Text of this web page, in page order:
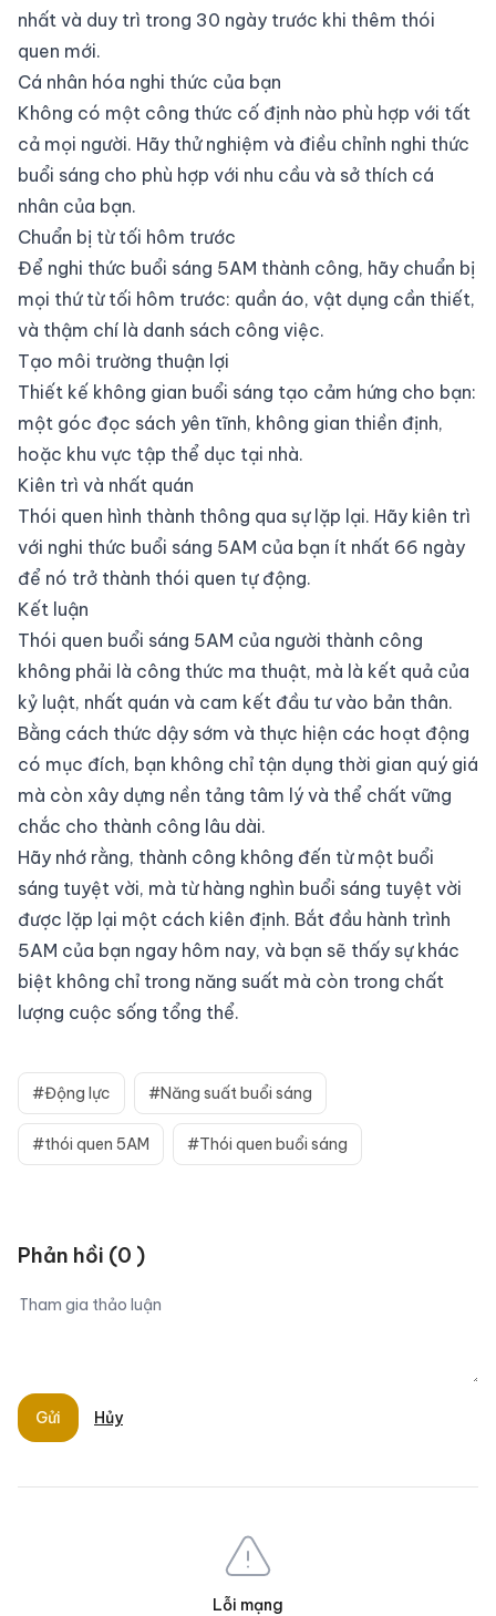
nhất và duy trì trong 30 ngày trước khi thêm thói
quen mới.
Cá nhân hóa nghi thức của bạn
Không có một công thức cố định nào phù hợp với tất
cả mọi người. Hãy thử nghiệm và điều chỉnh nghi thức
buổi sáng cho phù hợp với nhu cầu và sở thích cá
nhân của bạn.
Chuẩn bị từ tối hôm trước
Để nghi thức buổi sáng 5AM thành công, hãy chuẩn bị
mọi thứ từ tối hôm trước: quần áo, vật dụng cần thiết,
và thậm chí là danh sách công việc.
Tạo môi trường thuận lợi
Thiết kế không gian buổi sáng tạo cảm hứng cho bạn:
một góc đọc sách yên tĩnh, không gian thiền định,
hoặc khu vực tập thể dục tại nhà.
Kiên trì và nhất quán
Thói quen hình thành thông qua sự lặp lại. Hãy kiên trì
với nghi thức buổi sáng 5AM của bạn ít nhất 66 ngày
để nó trở thành thói quen tự động.
Kết luận
Thói quen buổi sáng 5AM của người thành công
không phải là công thức ma thuật, mà là kết quả của
kỷ luật, nhất quán và cam kết đầu tư vào bản thân.
Bằng cách thức dậy sớm và thực hiện các hoạt động
có mục đích, bạn không chỉ tận dụng thời gian quý giá
mà còn xây dựng nền tảng tâm lý và thể chất vững
chắc cho thành công lâu dài.
Hãy nhớ rằng, thành công không đến từ một buổi
sáng tuyệt vời, mà từ hàng nghìn buổi sáng tuyệt vời
được lặp lại một cách kiên định. Bắt đầu hành trình
5AM của bạn ngay hôm nay, và bạn sẽ thấy sự khác
biệt không chỉ trong năng suất mà còn trong chất
lượng cuộc sống tổng thể.
#Động lực #Năng suất buổi sáng
#thói quen 5AM #Thói quen buổi sáng
Phản hồi (0 )
Gửi Hủy
Lỗi mạng